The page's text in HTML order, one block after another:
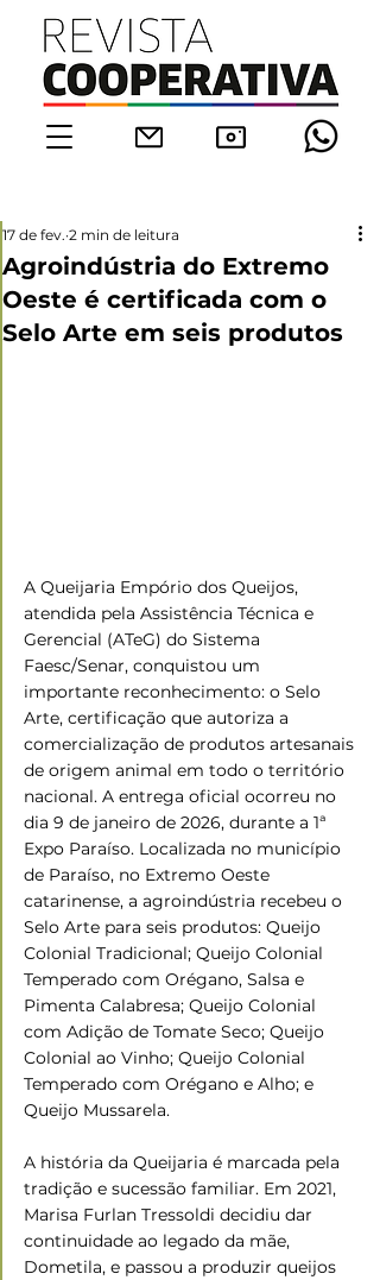
Agroindústria do Extremo
Oeste é certificada com o
Selo Arte em seis produtos
17 de fev. 2 min de leitura
A Queijaria Empório dos Queijos,
atendida pela Assistência Técnica e
Gerencial (ATeG) do Sistema
Faesc/Senar, conquistou um
importante reconhecimento: o Selo
Arte, certificação que autoriza a
comercialização de produtos artesanais
de origem animal em todo o território
nacional. A entrega oficial ocorreu no
dia 9 de janeiro de 2026, durante a 1ª
Expo Paraíso. Localizada no município
de Paraíso, no Extremo Oeste
catarinense, a agroindústria recebeu o
Selo Arte para seis produtos: Queijo
Colonial Tradicional; Queijo Colonial
Temperado com Orégano, Salsa e
Pimenta Calabresa; Queijo Colonial
com Adição de Tomate Seco; Queijo
Colonial ao Vinho; Queijo Colonial
Temperado com Orégano e Alho; e
Queijo Mussarela.
A história da Queijaria é marcada pela
tradição e sucessão familiar. Em 2021,
Marisa Furlan Tressoldi decidiu dar
continuidade ao legado da mãe,
Dometila, e passou a produzir queijos